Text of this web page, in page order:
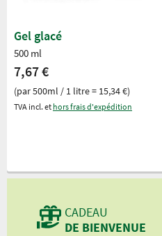
Gel glacé
500 ml
7,67 €
(par 500ml / 1 litre = 15,34 €)
TVA incl. et hors frais d'expédition
CADEAU
DE BIENVENUE